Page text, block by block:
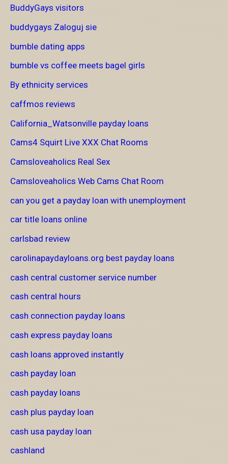
BuddyGays visitors
buddygays Zaloguj sie
bumble dating apps
bumble vs coffee meets bagel girls
By ethnicity services
caffmos reviews
California_Watsonville payday loans
Cams4 Squirt Live XXX Chat Rooms
Camsloveaholics Real Sex
Camsloveaholics Web Cams Chat Room
can you get a payday loan with unemployment
car title loans online
carlsbad review
carolinapaydayloans.org best payday loans
cash central customer service number
cash central hours
cash connection payday loans
cash express payday loans
cash loans approved instantly
cash payday loan
cash payday loans
cash plus payday loan
cash usa payday loan
cashland